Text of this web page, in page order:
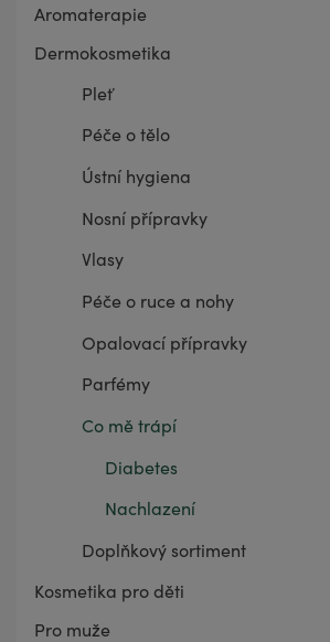
Aromaterapie
Dermokosmetika
Pleť
Péče o tělo
Ústní hygiena
Nosní přípravky
Vlasy
Péče o ruce a nohy
Opalovací přípravky
Parfémy
Co mě trápí
Diabetes
Nachlazení
Doplňkový sortiment
Kosmetika pro děti
Pro muže